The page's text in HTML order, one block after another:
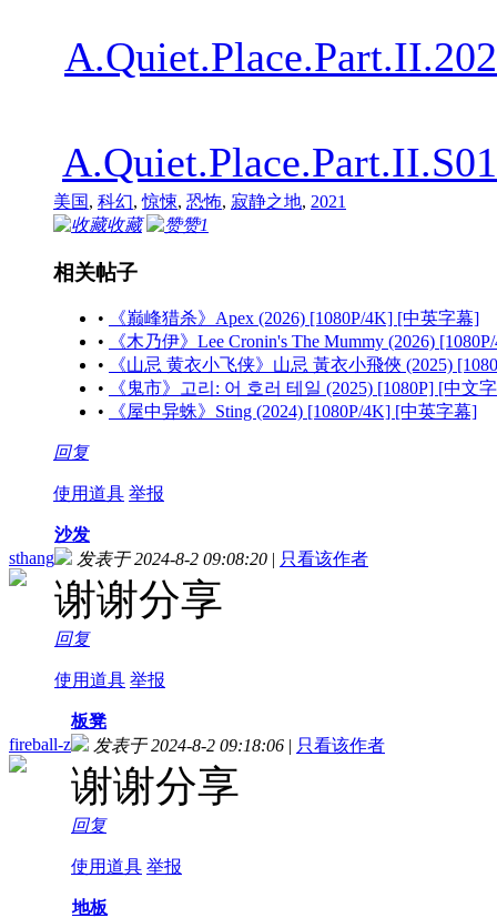
美国, 科幻,惊悚, 恐怖, 寂静之地, 2021
收藏
赞1
相关帖子
•
《巅峰猎杀》Apex (2026) [1080P/4K] [中英字幕]
•
《木乃伊》Lee Cronin's The Mummy (2026)
•
《山忌 黄衣小飞侠》山忌 黃衣小飛俠 (2025)
•
《鬼市》고리: 어 호러 테일 (2025) [1080P] [中文
•
《屋中异蛛》Sting (2024) [1080P/4K] [中英字幕]
回复
使用道具 举报
sthang
沙发
发表于 2024-8-2 09:08:20 | 只看该作者
谢谢分享
回复
使用道具 举报
fireball-z
板凳
发表于 2024-8-2 09:18:06 | 只看该作者
谢谢分享
回复
使用道具 举报
地板